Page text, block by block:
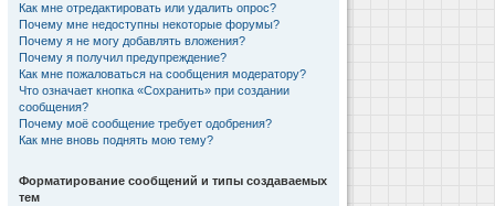
Как мне отредактировать или удалить опрос?
Почему мне недоступны некоторые форумы?
Почему я не могу добавлять вложения?
Почему я получил предупреждение?
Как мне пожаловаться на сообщения модератору?
Что означает кнопка «Сохранить» при создании
сообщения?
Почему моё сообщение требует одобрения?
Как мне вновь поднять мою тему?
Форматирование сообщений и типы создаваемых
тем